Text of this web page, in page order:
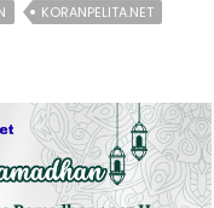
KORANPELITA.NET